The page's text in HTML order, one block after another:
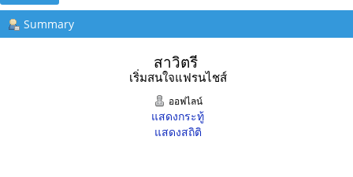
Summary
สาวิตรี
เริ่มสนใจแฟรนไชส์
ออฟไลน์
แสดงกระทู้
แสดงสถิติ